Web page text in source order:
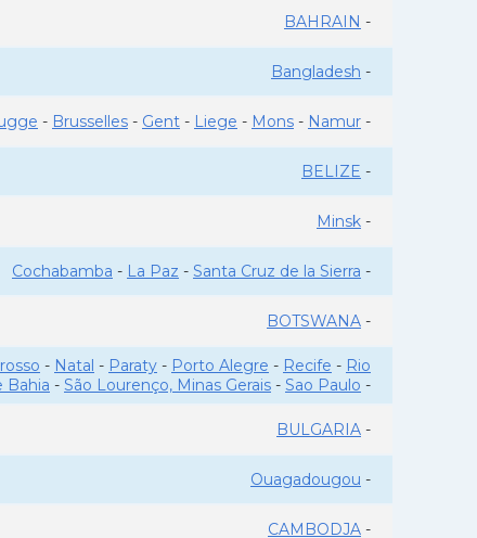
BAHRAIN -
Bangladesh -
- Brusselles - Gent - Liege - Mons - Namur -
BELIZE -
Minsk -
Cochabamba - La Paz - Santa Cruz de la Sierra -
BOTSWANA -
- Natal - Paraty - Porto Alegre - Recife - Rio
Bahia - São Lourenço, Minas Gerais - Sao Paulo -
BULGARIA -
Ouagadougou -
CAMBODJA -